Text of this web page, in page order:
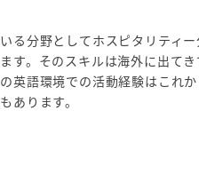
る分野としてホスピタリティ
す。そのスキルは海外に出て
英語環境での活動経験はこれ
あります。